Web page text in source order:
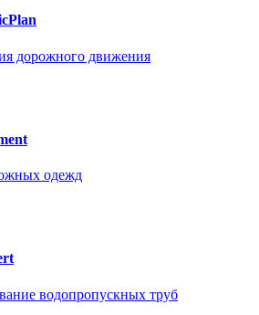
дорожного движения
одежд
водопропускных труб